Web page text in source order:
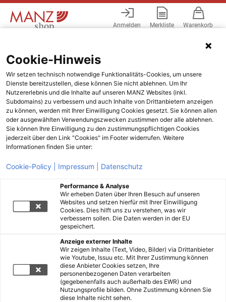
Anmelden Merkliste Warenkorb
Cookie-Hinweis
Wir setzen technisch notwendige Funktionalitäts-Cookies, um unsere
Dienste bereitzustellen, diese können Sie nicht ablehnen. Um Ihr
Nutzererlebnis und die Inhalte auf unseren MANZ Websites (inkl.
Subdomains) zu verbessern und auch Inhalte von Drittanbietern anzeigen
zu können, werden mit Ihrer Einwilligung Cookies gesetzt. Sie können allen
oder ausgewählten Verwendungszwecken zustimmen oder alle ablehnen.
Sie können Ihre Einwilligung zu den zustimmungspflichtigen Cookies
jederzeit über den Link "Cookies" im Footer widerrufen. Weitere
Informationen finden Sie unter:
Cookie-Policy | Impressum | Datenschutz
Performance & Analyse
Wir erheben Daten über Ihren Besuch auf unseren
Websites und setzen hierfür mit Ihrer Einwilligung
Cookies. Dies hilft uns zu verstehen, was wir
verbessern sollen. Die Daten werden in der EU
gespeichert.
Anzeige externer Inhalte
Wir zeigen Inhalte (Text, Video, Bilder) via Drittanbieter
wie Youtube, Issuu etc. Mit Ihrer Zustimmung können
diese Anbieter Cookies setzen, Ihre
personenbezogenen Daten verarbeiten
(gegebenenfalls auch außerhalb des EWR) und
Nutzungsprofile bilden. Ohne Zustimmung können Sie
diese Inhalte nicht sehen.